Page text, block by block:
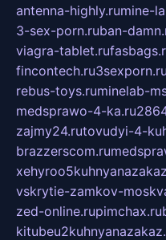
antenna-highly.rumine-
3-sex-porn.ruban-
viagra-tablet.ru
fincontech.ru3sexporn.ru
rebus-toys.ruminelab-
medsprawo-4-ka.ru
zajmy24.rutovudyi-4-
brazzerscom.ru
vskrytie-zamkov-
zed-online.rupimchax.ru